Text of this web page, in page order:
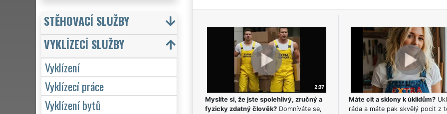
Myslíte si, že jste spolehlivý, zručný a
fyzicky zdatný člověk?Domníváte se,
Máte cit a sklony k úklidům?
ráda a máte pak skvělý pocit z
STĚHOVACÍ SLUŽBY
VYKLÍZECÍ SLUŽBY
Vyklízení
Vyklízecí práce
Vyklízení bytů